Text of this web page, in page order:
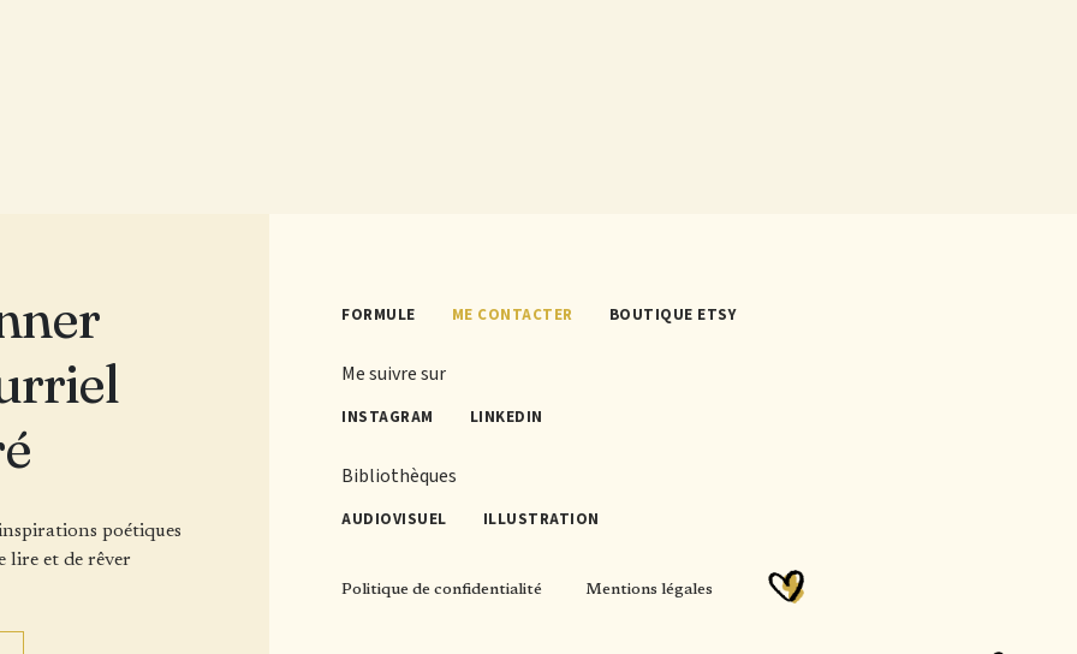
poétiques
lire et de rêver
FORMULE ME CONTACTER BOUTIQUE ETSY
Me suivre sur
INSTAGRAM LINKEDIN
Bibliothèques
AUDIOVISUEL ILLUSTRATION
Politique de confidentialité Mentions légales